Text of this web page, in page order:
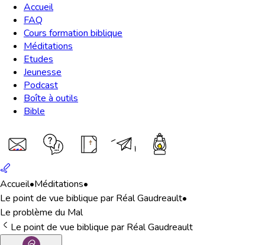
Accueil
FAQ
Cours formation biblique
Méditations
Etudes
Jeunesse
Podcast
Boîte à outils
Bible
Accueil•Méditations•
Le point de vue biblique par Réal Gaudreault•
Le problème du Mal
Le point de vue biblique par Réal Gaudreault